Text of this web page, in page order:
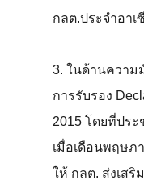
กลต.ประจำอา
3. ในด้านความ
การรับรอง
2015 โดยที่ปร
เมื่อเดือนพฤษภ
ให้ กลต. ส่งเสริ